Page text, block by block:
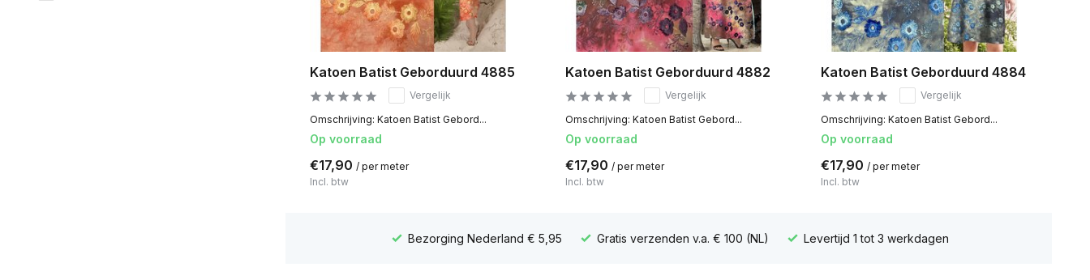
Katoen Batist Geborduurd 4885
Vergelijk
Omschrijving: Katoen Batist Gebord...
Op voorraad
€17,90 / per meter
Incl. btw
Katoen Batist Geborduurd 4882
Vergelijk
Omschrijving: Katoen Batist Gebord...
Op voorraad
€17,90 / per meter
Incl. btw
Katoen Batist Geborduurd 4884
Vergelijk
Omschrijving: Katoen Batist Gebord...
Op voorraad
€17,90 / per meter
Incl. btw
Bezorging Nederland € 5,95 Gratis verzenden v.a. € 100 (NL) Levertijd 1 tot 3 werkdagen